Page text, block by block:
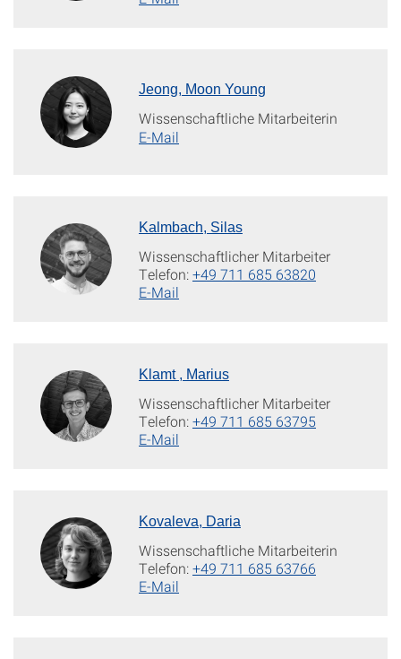
Jeong, Moon Young
Wissenschaftliche Mitarbeiterin
E-Mail
Kalmbach, Silas
Wissenschaftlicher Mitarbeiter
Telefon:+49 711 685 63820
E-Mail
Klamt , Marius
Wissenschaftlicher Mitarbeiter
Telefon:+49 711 685 63795
E-Mail
Kovaleva, Daria
Wissenschaftliche Mitarbeiterin
Telefon:+49 711 685 63766
E-Mail